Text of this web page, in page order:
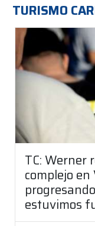
TURISMO
TC: Werner
complejo
estuvimos